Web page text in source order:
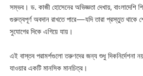
সম্ভব। ড. কাজী হোসেনের অভিজ্ঞতা দেখায়, বাংলাদেশি
গুরুত্বপূর্ণ অবদান রাখতে পারে—যদি তারা প্রস্তুত থাকে
সুযোগের দিকে এগিয়ে যায়।
এই বাস্তব পরামর্শগুলো তরুণদের জন্য শুধু দিকনির্দেশনা
যাওয়ার একটি মানসিক মানচিত্র।